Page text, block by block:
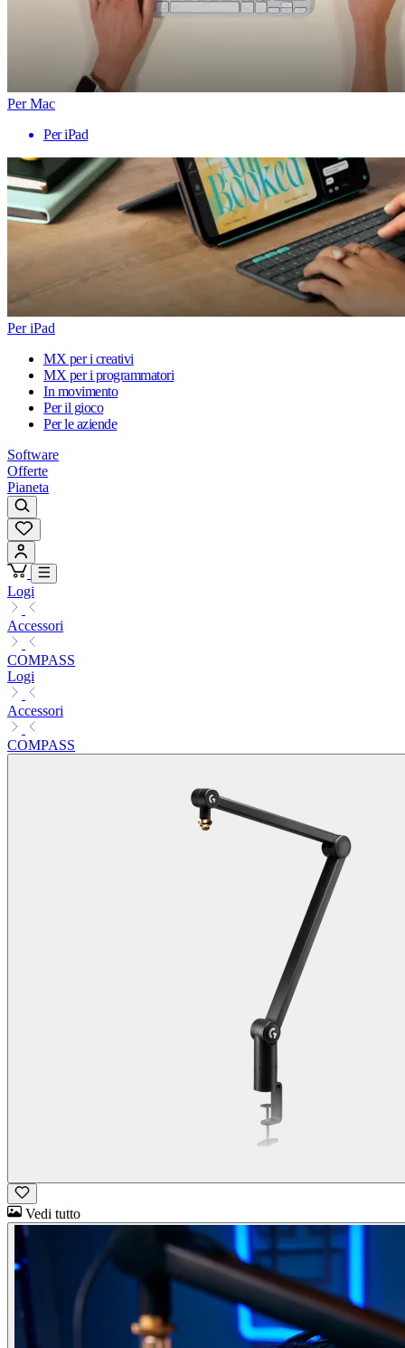
Per Mac
Per iPad
Per iPad
MX per i creativi
MX per i programmatori
In movimento
Per il gioco
Per le aziende
Software
Offerte
Pianeta
Logi
Accessori
COMPASS
Logi
Accessori
COMPASS
Vedi tutto